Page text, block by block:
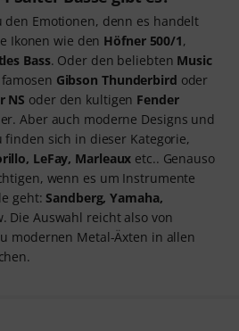
den Emotionen, denn es handelt
Ikonen wie den Höfner 500/1,
Bass. Oder den beliebten Music
Gibson Thunderbird oder
NS oder den kultigen Fender
Aber auch moderne Designs und
finden sich in dieser Kategorie,
LeFay, Marleaux etc.. Genauso
wenn es um Instrumente
geht:Sandberg, Yamaha,
Die Auswahl reicht also von
modernen Metal-Äxten in allen